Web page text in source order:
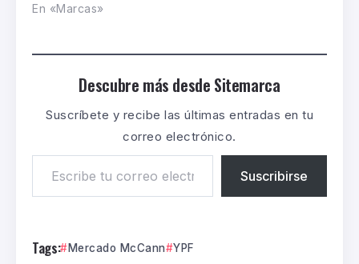
En «Marcas»
Descubre más desde Sitemarca
Suscríbete y recibe las últimas entradas en tu
correo electrónico.
Suscribirse
Tags: Mercado McCann YPF